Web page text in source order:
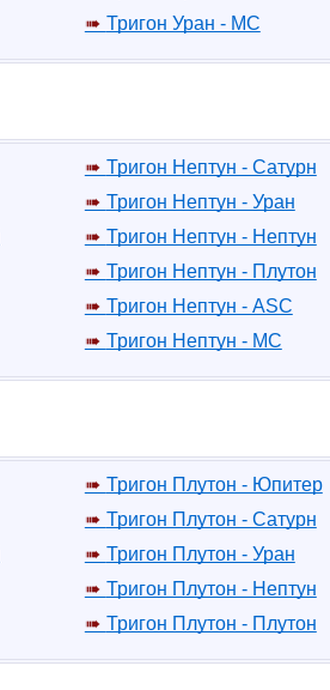
Тригон Уран - MC
Тригон Нептун - Сатурн
Тригон Нептун - Уран
Тригон Нептун - Нептун
Тригон Нептун - Плутон
Тригон Нептун - ASC
Тригон Нептун - MC
Тригон Плутон - Юпитер
Тригон Плутон - Сатурн
Тригон Плутон - Уран
Тригон Плутон - Нептун
Тригон Плутон - Плутон